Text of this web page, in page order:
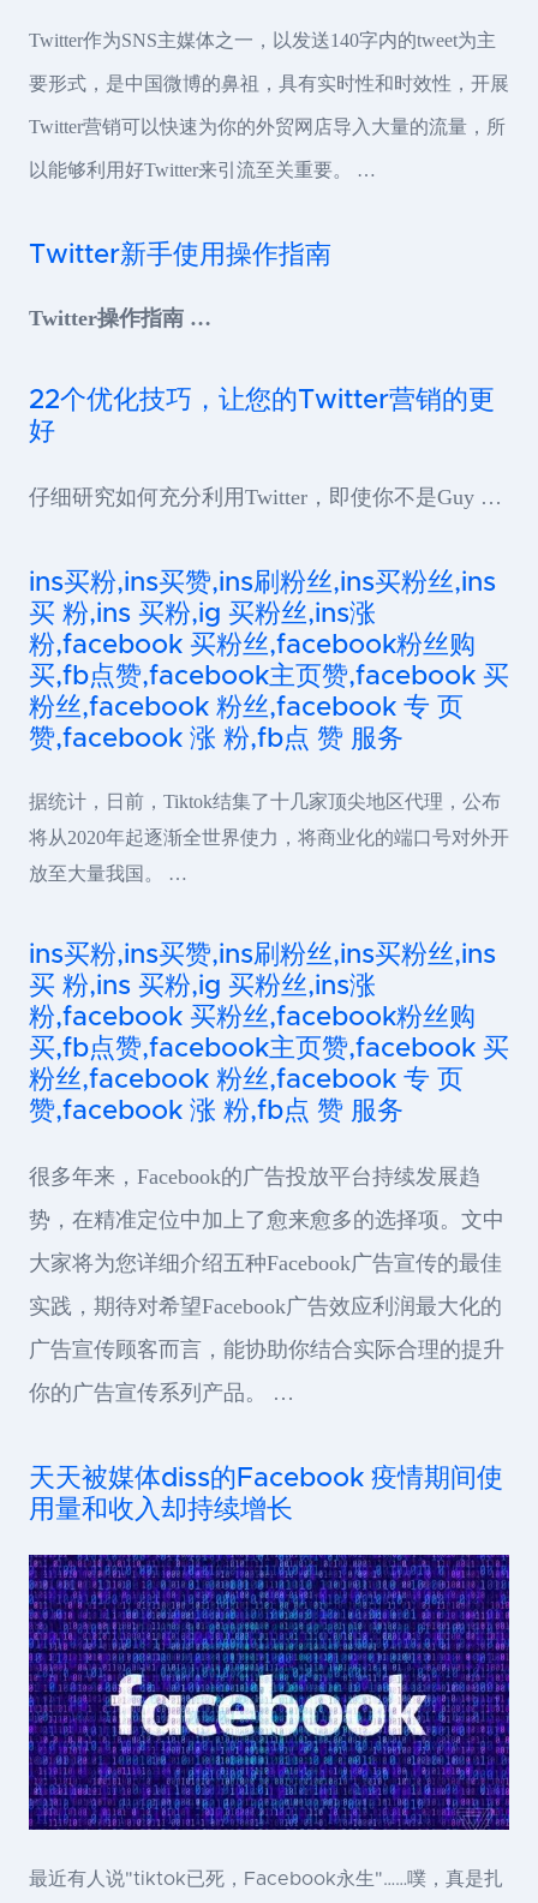
Twitter作为SNS主媒体之一，以发送140字内的tweet为主
要形式，是中国微博的鼻祖，具有实时性和时效性，开展
Twitter营销可以快速为你的外贸网店导入大量的流量，所
以能够利用好Twitter来引流至关重要。 …
Twitter新手使用操作指南
Twitter操作指南 …
22个优化技巧，让您的Twitter营销的更
好
仔细研究如何充分利用Twitter，即使你不是Guy …
ins买粉,ins买赞,ins刷粉丝,ins买粉丝,ins
买 粉,ins 买粉,ig 买粉丝,ins涨
粉,facebook 买粉丝,facebook粉丝购
买,fb点赞,facebook主页赞,facebook 买
粉丝,facebook 粉丝,facebook 专 页
赞,facebook 涨 粉,fb点 赞 服务
据统计，日前，Tiktok结集了十几家顶尖地区代理，公布
将从2020年起逐渐全世界使力，将商业化的端口号对外开
放至大量我国。 …
ins买粉,ins买赞,ins刷粉丝,ins买粉丝,ins
买 粉,ins 买粉,ig 买粉丝,ins涨
粉,facebook 买粉丝,facebook粉丝购
买,fb点赞,facebook主页赞,facebook 买
粉丝,facebook 粉丝,facebook 专 页
赞,facebook 涨 粉,fb点 赞 服务
很多年来，Facebook的广告投放平台持续发展趋
势，在精准定位中加上了愈来愈多的选择项。文中
大家将为您详细介绍五种Facebook广告宣传的最佳
实践，期待对希望Facebook广告效应利润最大化的
广告宣传顾客而言，能协助你结合实际合理的提升
你的广告宣传系列产品。 …
天天被媒体diss的Facebook 疫情期间使
用量和收入却持续增长
最近有人说"tiktok已死，Facebook永生"……噗，真是扎